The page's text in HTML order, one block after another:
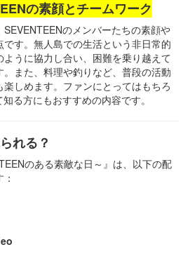
の素顔とチームワーク
のメンバーたちの素顔や
す。​無人島での生活という非日常的
うに協力し合い、困難を乗り越えて
また、料理や釣りなど、普段の活動
しめます。​ファンにとってはもちろ
る方にもおすすめの内容です。​
れる？
のある素敵な日～』は、以下の配